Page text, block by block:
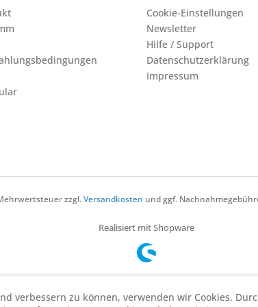
Cookie-Einstellungen
Newsletter
Hilfe / Support
Datenschutzerklärung
Impressum
zzgl.Versandkosten und ggf.
Realisiert mit Shopware
verbessern zu können, verwenden wir Cookies.